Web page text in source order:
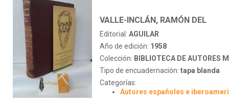
VALLE-INCLÁN, RAMÓN DEL
Editorial: AGUILAR
Año de edición: 1958
Colección: BIBLIOTECA DE AUTORES
Tipo de encuadernación: tapa blanda
Categorías:
Autores españoles e